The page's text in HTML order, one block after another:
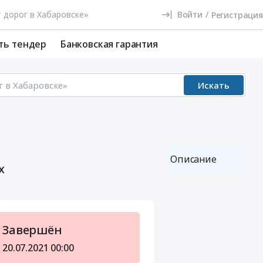
Войти / Регистрация
тендер Банковская гарантия
Искать
Завершён
20.07.2021 00:00
Описание